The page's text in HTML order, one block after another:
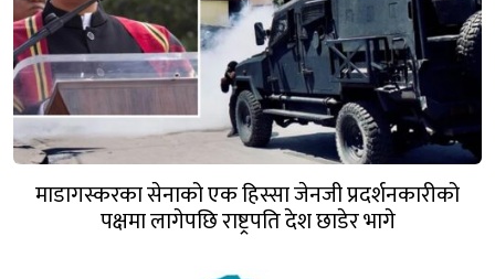
माडागस्करका सेनाको एक हिस्सा जेनजी प्रदर्शनकारीको
पक्षमा लागेपछि राष्ट्रपति देश छाडेर भागे